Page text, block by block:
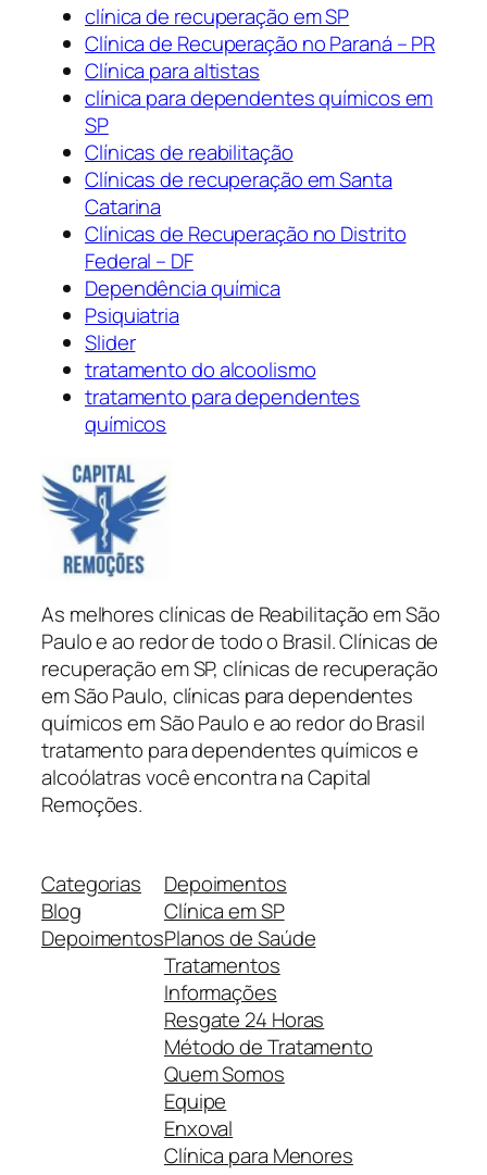
clínica de recuperação em SP
Clínica de Recuperação no Paraná – PR
Clínica para altistas
clínica para dependentes químicos em
SP
Clínicas de reabilitação
Clínicas de recuperação em Santa
Catarina
Clínicas de Recuperação no Distrito
Federal – DF
Dependência química
Psiquiatria
Slider
tratamento do alcoolismo
tratamento para dependentes
químicos
As melhores clínicas de Reabilitação em São
Paulo e ao redor de todo o Brasil. Clínicas de
recuperação em SP, clínicas de recuperação
em São Paulo, clínicas para dependentes
químicos em São Paulo e ao redor do Brasil
tratamento para dependentes químicos e
alcoólatras você encontra na Capital
Remoções.
Categorias
Blog
Depoimentos
Depoimentos
Clínica em SP
Planos de Saúde
Tratamentos
Informações
Resgate 24 Horas
Método de Tratamento
Quem Somos
Equipe
Enxoval
Clínica para Menores